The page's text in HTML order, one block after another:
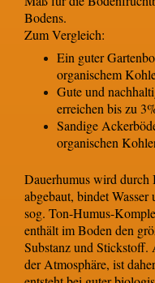
Bodens.
Zum Vergleich:
Ein guter
organischem
Gute und
erreichen bis zu
Sandige
organischen
Dauerhumus wird durch
abgebaut, bindet
sog. Ton-Humus-
enthält im Boden den
Substanz und
der Atmosphäre, ist